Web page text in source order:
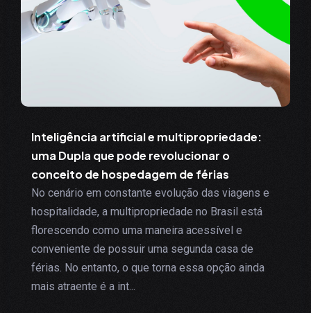
Inteligência artificial e multipropriedade:
uma Dupla que pode revolucionar o
conceito de hospedagem de férias
No cenário em constante evolução das viagens e
hospitalidade, a multipropriedade no Brasil está
florescendo como uma maneira acessível e
conveniente de possuir uma segunda casa de
férias. No entanto, o que torna essa opção ainda
mais atraente é a int...